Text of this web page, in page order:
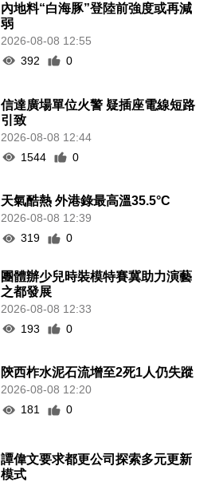
內地料“白海豚”登陸前強度或再減
弱
2026-08-08 12:55
392
0
信達廣場單位火警 疑插座電線短路
引致
2026-08-08 12:44
1544
0
天氣酷熱 外港錄最高溫35.5°C
2026-08-08 12:39
319
0
團體辦少兒時裝模特賽冀助力演藝
之都發展
2026-08-08 12:33
193
0
陝西柞水泥石流增至2死1人仍失蹤
2026-08-08 12:20
181
0
譚偉文要求都更公司探索多元更新
模式